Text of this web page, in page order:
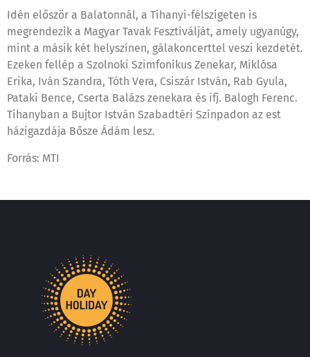
Idén először a Balatonnál, a Tihanyi-félszigeten is
megrendezik a Magyar Tavak Fesztiválját, amely ugyanúgy,
mint a másik két helyszínen, gálakoncerttel veszi kezdetét.
Ezeken fellép a Szolnoki Szimfonikus Zenekar, Miklósa
Erika, Iván Szandra, Tóth Vera, Csiszár István, Rab Gyula,
Pataki Bence, Cserta Balázs zenekara és ifj. Balogh Ferenc.
Tihanyban a Bujtor István Szabadtéri Színpadon az est
házigazdája Bősze Ádám lesz.
Forrás: MTI